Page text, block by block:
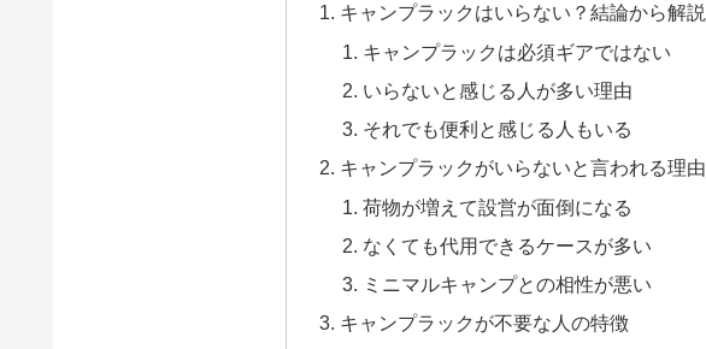
キャンプラックはいらない？結論から解説
キャンプラックは必須ギアではない
いらないと感じる人が多い理由
それでも便利と感じる人もいる
キャンプラックがいらないと言われる理由
荷物が増えて設営が面倒になる
なくても代用できるケースが多い
ミニマルキャンプとの相性が悪い
キャンプラックが不要な人の特徴